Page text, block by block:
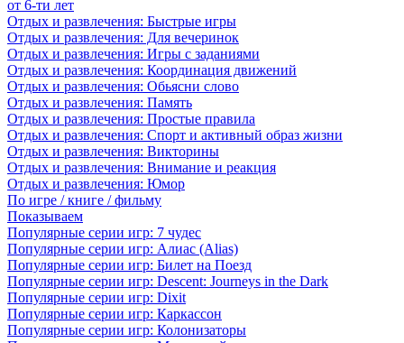
от 6-ти лет
Отдых и развлечения: Быстрые игры
Отдых и развлечения: Для вечеринок
Отдых и развлечения: Игры с заданиями
Отдых и развлечения: Координация движений
Отдых и развлечения: Обьясни слово
Отдых и развлечения: Память
Отдых и развлечения: Простые правила
Отдых и развлечения: Спорт и активный образ жизни
Отдых и развлечения: Викторины
Отдых и развлечения: Внимание и реакция
Отдых и развлечения: Юмор
По игре / книге / фильму
Показываем
Популярные серии игр: 7 чудес
Популярные серии игр: Алиас (Alias)
Популярные серии игр: Билет на Поезд
Популярные серии игр: Descent: Journeys in the Dark
Популярные серии игр: Dixit
Популярные серии игр: Каркассон
Популярные серии игр: Колонизаторы